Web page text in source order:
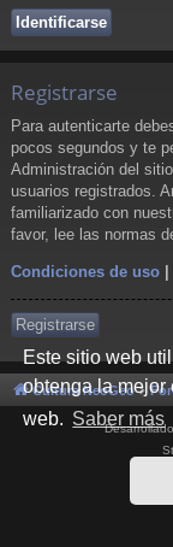
Este sitio web
obtenga la mejor
web. Saber más
Registrarse
Para autenticarte
pocos segundos y te
Administración del
usuarios registrados.
familiarizado con
favor, lee las normas
Condiciones de uso
Registrarse
Cultura NeoGeo